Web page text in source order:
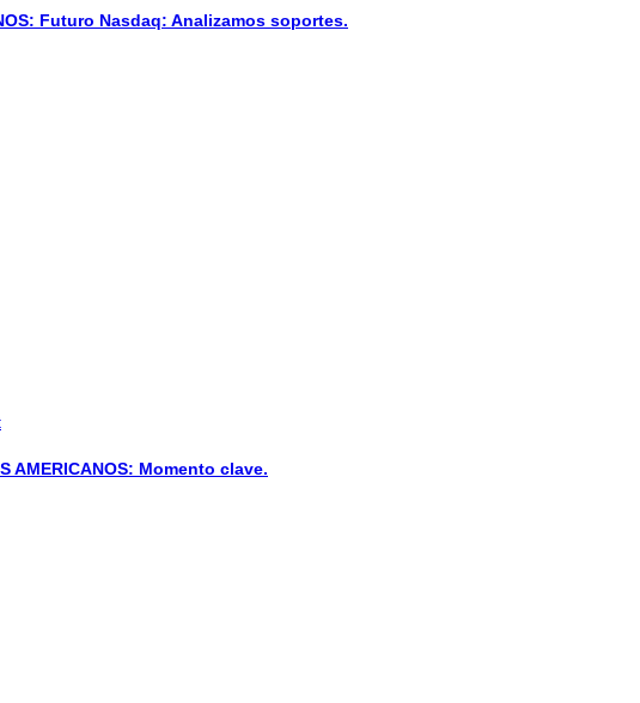
Futuro Nasdaq: Analizamos soportes.
AMERICANOS: Momento clave.